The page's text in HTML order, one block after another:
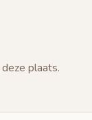
plaats.